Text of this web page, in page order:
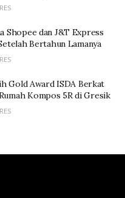
Shopee dan J&T Express
Bertahun Lamanya
Gold Award ISDA Berkat
Kompos 5R di Gresik